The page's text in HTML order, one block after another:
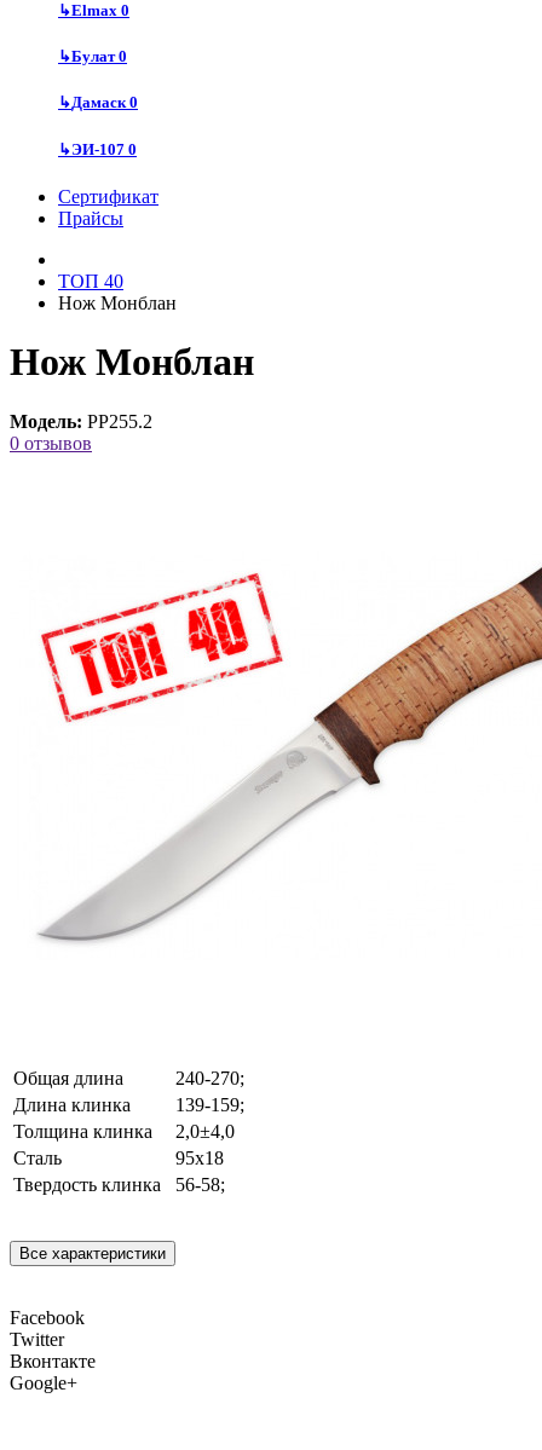
↳Elmax 0
↳Булат0
↳Дамаск0
↳ЭИ-107 0
Сертификат
Прайсы
ТОП 40
Нож Монблан
Нож Монблан
Модель: РР255.2
0 отзывов
Общая длина
240-270;
Длина клинка
139-159;
Толщина клинка
2,0±4,0
Сталь
95х18
Твердость клинка
56-58;
Все характеристики
Facebook
Twitter
Вконтакте
Google+